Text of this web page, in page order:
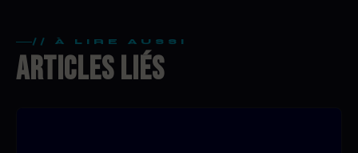
// À LIRE AUSSI
ARTICLES LIÉS